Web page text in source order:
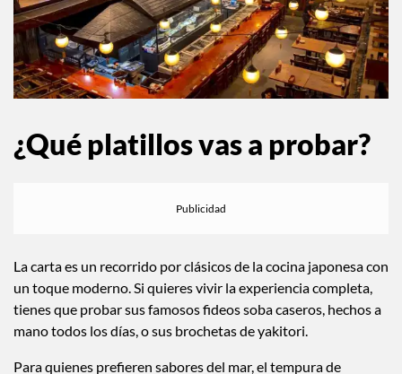
¿Qué platillos vas a probar?
La carta es un recorrido por clásicos de la cocina japonesa con
un toque moderno. Si quieres vivir la experiencia completa,